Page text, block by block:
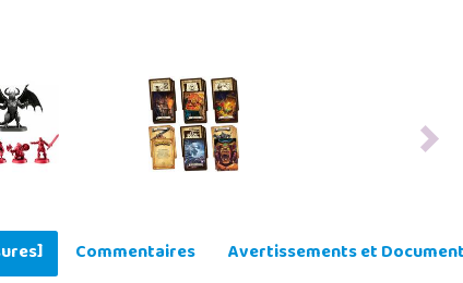
Next
Commentaires
Avertissements et